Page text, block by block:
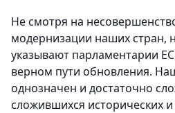
Не смотря на
модернизации наших стран,
указывают парламентарии
верном пути обновления.
однозначен и достаточно
сложившихся исторических